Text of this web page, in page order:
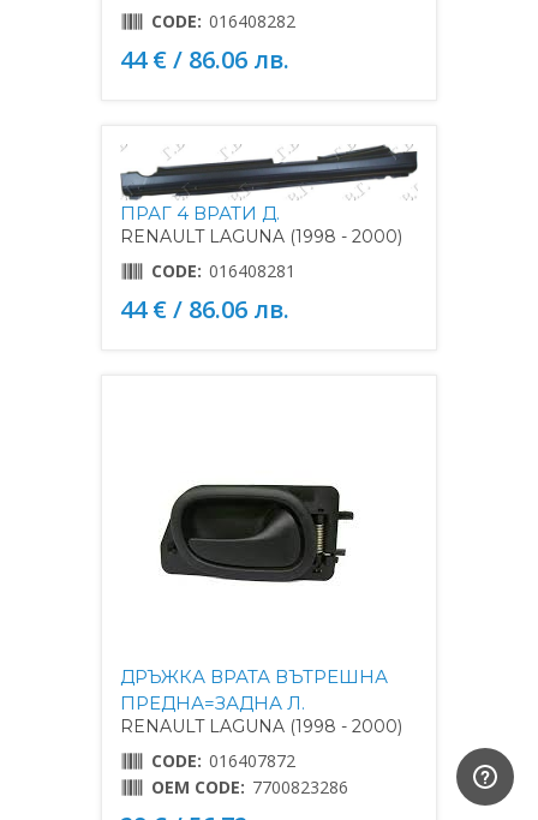
CODE: 016408282
44 € / 86.06 лв.
ПРАГ 4 ВРАТИ Д.
RENAULT LAGUNA (1998 - 2000)
CODE: 016408281
44 € / 86.06 лв.
ДРЪЖКА ВРАТА ВЪТРЕШНА
ПРЕДНА=ЗАДНА Л.
RENAULT LAGUNA (1998 - 2000)
CODE: 016407872
OEM CODE: 7700823286